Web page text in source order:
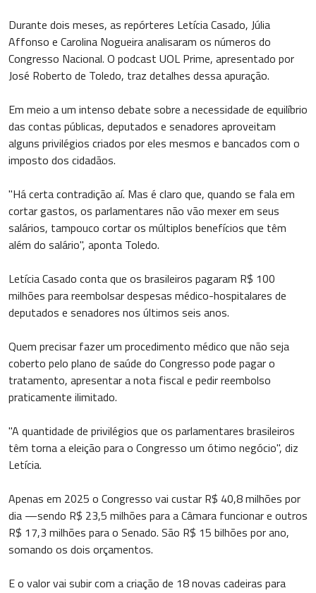
Durante dois meses, as repórteres Letícia Casado, Júlia
Affonso e Carolina Nogueira analisaram os números do
Congresso Nacional. O podcast UOL Prime, apresentado por
José Roberto de Toledo, traz detalhes dessa apuração.
Em meio a um intenso debate sobre a necessidade de equilíbrio
das contas públicas, deputados e senadores aproveitam
alguns privilégios criados por eles mesmos e bancados com o
imposto dos cidadãos.
"Há certa contradição aí. Mas é claro que, quando se fala em
cortar gastos, os parlamentares não vão mexer em seus
salários, tampouco cortar os múltiplos benefícios que têm
além do salário", aponta Toledo.
Letícia Casado conta que os brasileiros pagaram R$ 100
milhões para reembolsar despesas médico-hospitalares de
deputados e senadores nos últimos seis anos.
Quem precisar fazer um procedimento médico que não seja
coberto pelo plano de saúde do Congresso pode pagar o
tratamento, apresentar a nota fiscal e pedir reembolso
praticamente ilimitado.
"A quantidade de privilégios que os parlamentares brasileiros
têm torna a eleição para o Congresso um ótimo negócio", diz
Letícia.
Apenas em 2025 o Congresso vai custar R$ 40,8 milhões por
dia —sendo R$ 23,5 milhões para a Câmara funcionar e outros
R$ 17,3 milhões para o Senado. São R$ 15 bilhões por ano,
somando os dois orçamentos.
E o valor vai subir com a criação de 18 novas cadeiras para